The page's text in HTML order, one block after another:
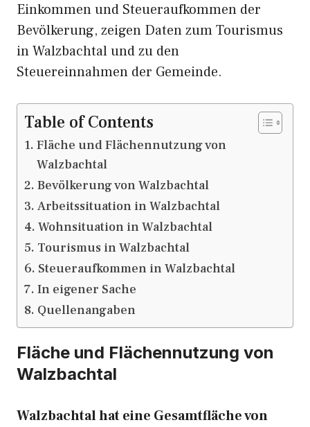
Einkommen und Steueraufkommen der
Bevölkerung, zeigen Daten zum Tourismus
in Walzbachtal und zu den
Steuereinnahmen der Gemeinde.
Table of Contents
Fläche und Flächennutzung von
Walzbachtal
Bevölkerung von Walzbachtal
Arbeitssituation in Walzbachtal
Wohnsituation in Walzbachtal
Tourismus in Walzbachtal
Steueraufkommen in Walzbachtal
In eigener Sache
Quellenangaben
Fläche und Flächennutzung von
Walzbachtal
Walzbachtal hat eine Gesamtfläche von